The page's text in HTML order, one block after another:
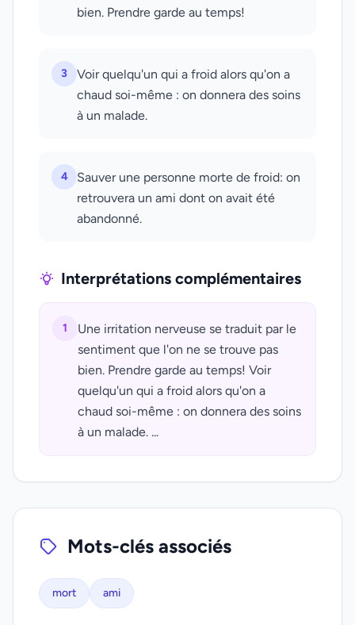
bien. Prendre garde au temps!
3
Voir quelqu'un qui a froid alors qu'on a
chaud soi-même : on donnera des soins
à un malade.
4
Sauver une personne morte de froid: on
retrouvera un ami dont on avait été
abandonné.
Interprétations complémentaires
1
Une irritation nerveuse se traduit par le
sentiment que l'on ne se trouve pas
bien. Prendre garde au temps! Voir
quelqu'un qui a froid alors qu'on a
chaud soi-même : on donnera des soins
à un malade. ...
Mots-clés associés
mort ami